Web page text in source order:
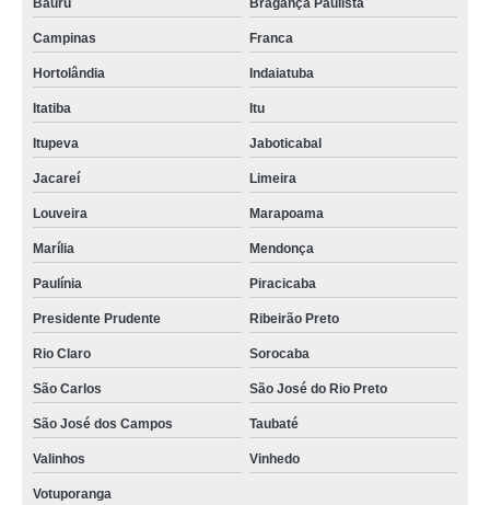
Bauru Bragança Paulista
Campinas Franca
Hortolândia Indaiatuba
Itatiba Itu
Itupeva Jaboticabal
Jacareí Limeira
Louveira Marapoama
Marília Mendonça
Paulínia Piracicaba
Presidente Prudente Ribeirão Preto
Rio Claro Sorocaba
São Carlos São José do Rio Preto
São José dos Campos Taubaté
Valinhos Vinhedo
Votuporanga